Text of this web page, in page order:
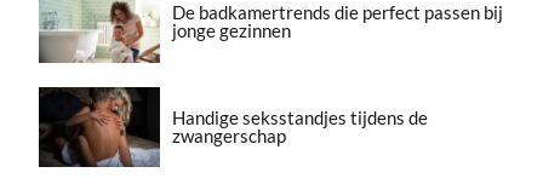
De badkamertrends die perfect passen bij
jonge gezinnen
Handige seksstandjes tijdens de
zwangerschap